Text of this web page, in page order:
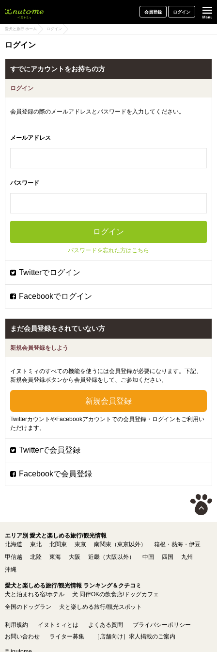
会員登録 ログイン
愛犬と旅行 ホーム ログイン
ログイン
すでにアカウントをお持ちの方
ログイン
会員登録の際のメールアドレスとパスワードを入力してください。
メールアドレス
パスワード
パスワードを忘れた方はこちら
まだ会員登録をされていない方
新規会員登録をしよう
イヌトミィのすべての機能を使うには会員登録が必要になります。下記、
新規会員登録ボタンから会員登録をして、ご参加ください。
TwitterカウントやFacebookアカウントでの会員登録・ログインもご利用い
ただけます。
エリア別 愛犬と楽しめる旅行/観光情報
北海道
東北 北関東 東京 南関東（東京以外）
箱根・熱海・伊豆
甲信越
北陸 東海 大阪 近畿（大阪以外） 中国 四国
九州
沖縄
愛犬と楽しめる旅行/観光情報 ランキング＆クチコミ
犬と泊まれる宿/ホテル
犬 同伴OKの飲食店/ドッグカフェ
全国のドッグラン
犬と楽しめる旅行/観光スポット
利用規約 イヌトミィとは よくある質問
プライバシーポリシー
お問い合わせ
ライター募集 ［店舗向け］求人掲載のご案内